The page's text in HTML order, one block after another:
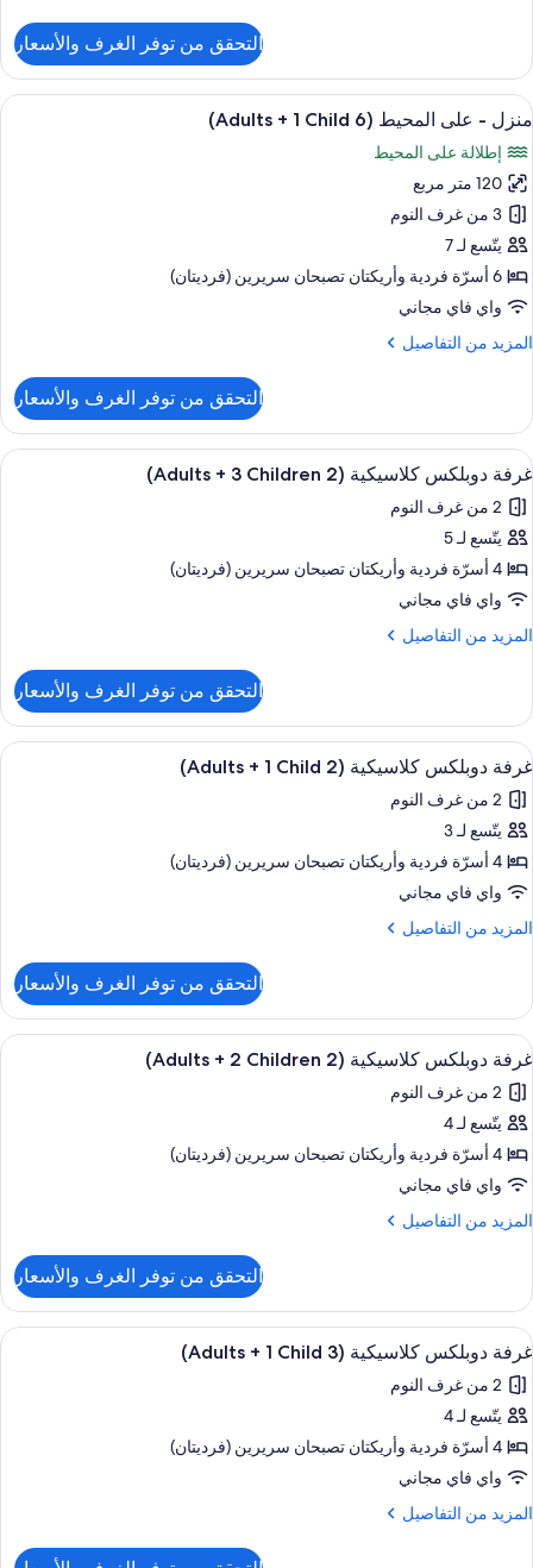
منزل
على
المحيط
(5
Adults
+
2
Children)
التحقق من توفر الغرف والأسعار
استعراض
جميع
صور
منزل
-
على
المحيط
(6
Adults
+
13
منزل - على المحيط (6 Adults + 1 Child)
إطلالة على المحيط
120 متر مربع
3 من غرف النوم
يتّسع لـ 7
6 أسرّة فردية‫‬ وأريكتان تصبحان سريرين (فرديتان)
واي فاي مجاني
المزيد من التفاصيل
المزيد
منزل
على
المحيط
(6
Adults
Child)
التحقق من توفر الغرف والأسعار
استعراض
جميع
صور
غرفة
دوبلكس
كلاسيكية
(2
Adults
3
Children)
9
غرفة دوبلكس كلاسيكية (2 Adults + 3 Children)
2 من غرف النوم
يتّسع لـ 5
4 أسرّة فردية‫‬ وأريكتان تصبحان سريرين (فرديتان)
واي فاي مجاني
المزيد من التفاصيل
المزيد
غرفة
دوبلكس
كلاسيكية
Adults
+
Children)
التحقق من توفر الغرف والأسعار
استعراض
جميع
صور
غرفة
دوبلكس
كلاسيكية
(2
Adults
1
Child)
9
غرفة دوبلكس كلاسيكية (2 Adults + 1 Child)
2 من غرف النوم
يتّسع لـ 3
4 أسرّة فردية‫‬ وأريكتان تصبحان سريرين (فرديتان)
واي فاي مجاني
المزيد من التفاصيل
المزيد
غرفة
دوبلكس
كلاسيكية
Adults
+
Child)
التحقق من توفر الغرف والأسعار
استعراض
جميع
صور
غرفة
دوبلكس
كلاسيكية
(2
Adults
2
Children)
9
غرفة دوبلكس كلاسيكية (2 Adults + 2 Children)
2 من غرف النوم
يتّسع لـ 4
4 أسرّة فردية‫‬ وأريكتان تصبحان سريرين (فرديتان)
واي فاي مجاني
المزيد من التفاصيل
المزيد
غرفة
دوبلكس
كلاسيكية
Adults
+
Children)
التحقق من توفر الغرف والأسعار
استعراض
جميع
صور
غرفة
دوبلكس
كلاسيكية
(3
Adults
9
غرفة دوبلكس كلاسيكية (3 Adults + 1 Child)
2 من غرف النوم
يتّسع لـ 4
4 أسرّة فردية‫‬ وأريكتان تصبحان سريرين (فرديتان)
واي فاي مجاني
المزيد من التفاصيل
المزيد